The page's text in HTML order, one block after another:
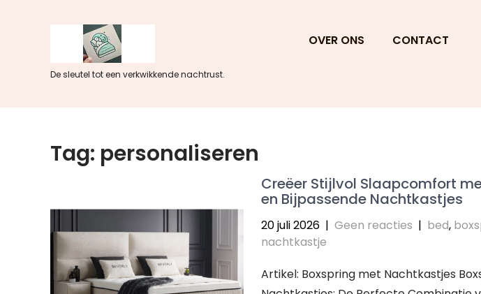
De sleutel tot een verkwikkende nachtrust.
OVER ONS CONTACT
Tag: personaliseren
Creëer Stijlvol Slaapcomfort
en Bijpassende Nachtkastjes
20 juli 2026 | Geen reacties | bed,
nachtkastje
Artikel: Boxspring met Nachtkastjes